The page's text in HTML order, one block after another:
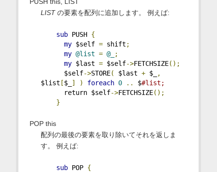
LISTの要素を配列に追加します。 例えば:
sub PUSH {
my $self = shift ;
my @list = @_
;
my $last = $self->FETCHSIZE();
$self->STORE( $last + $_
,
$list [$_ ] ) foreach 0 .. $#list;
return $self->FETCHSIZE();
}
POP this
配列の最後の要素を取り除いてそれを返しま
す。 例えば:
sub POP {